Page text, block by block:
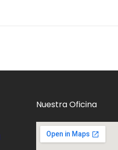
Nuestra Oficina